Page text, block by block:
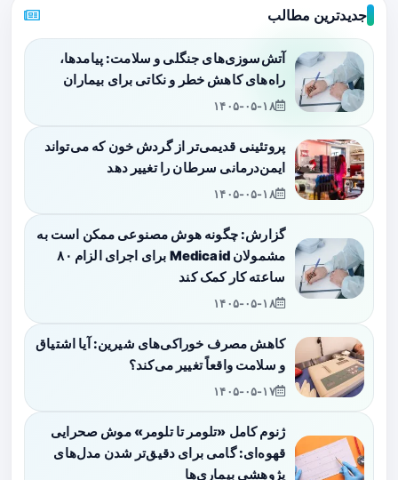
جدیدترین مطالب
آتش‌سوزی‌های جنگلی و سلامت: پیامدها،
راه‌های کاهش خطر و نکاتی برای بیماران
۱۴۰۵-۰۵-۱۸
پروتئینی قدیمی‌تر از گردش خون که می‌تواند
ایمن‌درمانی سرطان را تغییر دهد
۱۴۰۵-۰۵-۱۸
گزارش: چگونه هوش مصنوعی ممکن است به
مشمولان Medicaid برای اجرای الزام ۸۰
ساعته کار کمک کند
۱۴۰۵-۰۵-۱۸
کاهش مصرف خوراکی‌های شیرین: آیا اشتیاق
و سلامت واقعاً تغییر می‌کند؟
۱۴۰۵-۰۵-۱۷
ژنوم کامل «تلومر تا تلومر» موش صحرایی
قهوه‌ای: گامی برای دقیق‌تر شدن مدل‌های
پژوهشی بیماری‌ها